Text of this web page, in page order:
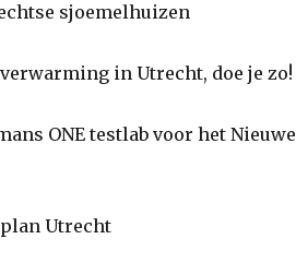
sjoemelhuizen
in Utrecht, doe je zo!
ONE testlab voor het Nieuwe
Utrecht